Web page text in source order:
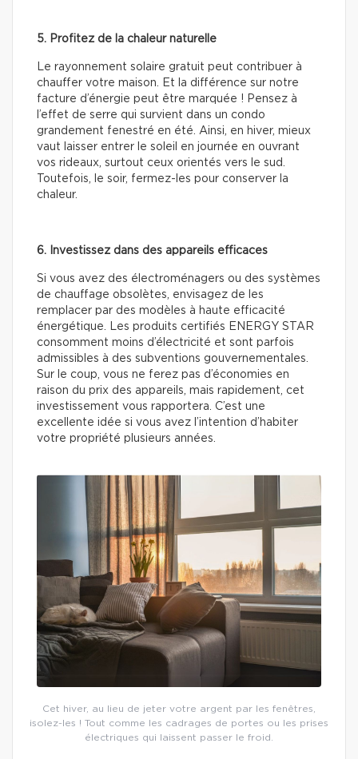
5. Profitez de la chaleur naturelle
Le rayonnement solaire gratuit peut contribuer à
chauffer votre maison. Et la différence sur notre
facture d’énergie peut être marquée ! Pensez à
l’effet de serre qui survient dans un condo
grandement fenestré en été. Ainsi, en hiver, mieux
vaut laisser entrer le soleil en journée en ouvrant
vos rideaux, surtout ceux orientés vers le sud.
Toutefois, le soir, fermez-les pour conserver la
chaleur.
6. Investissez dans des appareils efficaces
Si vous avez des électroménagers ou des systèmes
de chauffage obsolètes, envisagez de les
remplacer par des modèles à haute efficacité
énergétique. Les produits certifiés ENERGY STAR
consomment moins d’électricité et sont parfois
admissibles à des subventions gouvernementales.
Sur le coup, vous ne ferez pas d’économies en
raison du prix des appareils, mais rapidement, cet
investissement vous rapportera. C’est une
excellente idée si vous avez l’intention d’habiter
votre propriété plusieurs années.
Cet hiver, au lieu de jeter votre argent par les fenêtres,
isolez-les ! Tout comme les cadrages de portes ou les prises
électriques qui laissent passer le froid.